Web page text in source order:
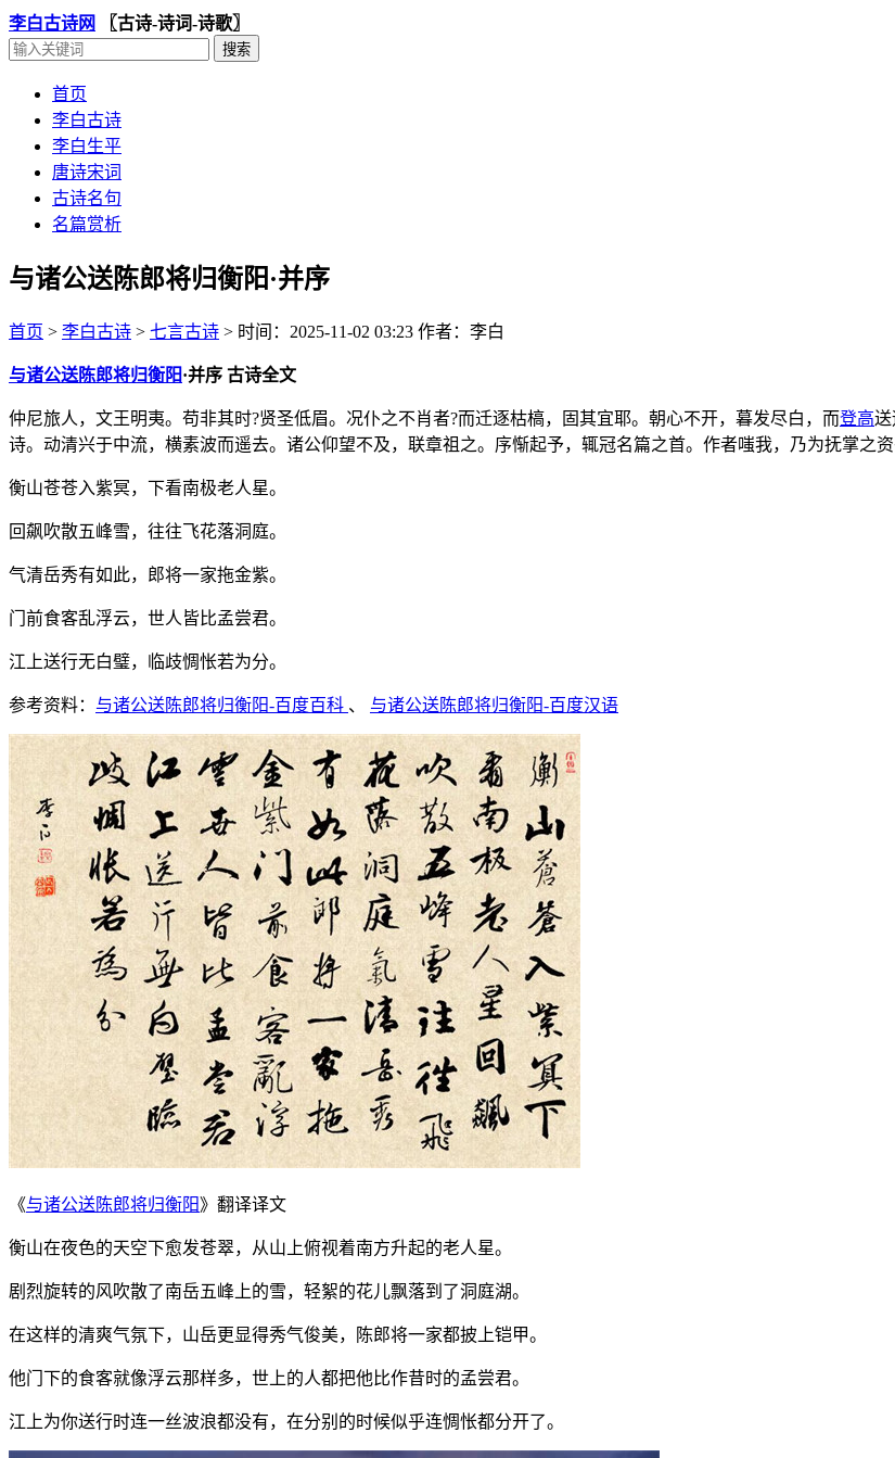
李白古诗网 〖古诗-诗词-诗歌〗
首页
李白古诗
李白生平
唐诗宋词
古诗名句
名篇赏析
与诸公送陈郎将归衡阳·并序
首页 > 李白古诗 > 七言古诗 > 时间：2025-11-02 03:23 作者：李白
与诸公送陈郎将归衡阳·并序 古诗全文
仲尼旅人，文王明夷。苟非其时?贤圣低眉。况仆之不肖者?而迁逐枯槁，固其宜耶。朝心不开，暮发尽白，而登高送
诗。动清兴于中流，横素波而遥去。诸公仰望不及，联章祖之。序惭起予，辄冠名篇之首。作者嗤我，乃为抚掌之
衡山苍苍入紫冥，下看南极老人星。
回飙吹散五峰雪，往往飞花落洞庭。
气清岳秀有如此，郎将一家拖金紫。
门前食客乱浮云，世人皆比孟尝君。
江上送行无白璧，临歧惆怅若为分。
参考资料： 与诸公送陈郎将归衡阳-百度百科 、 与诸公送陈郎将归衡阳-百度汉语
《与诸公送陈郎将归衡阳》翻译译文
衡山在夜色的天空下愈发苍翠，从山上俯视着南方升起的老人星。
剧烈旋转的风吹散了南岳五峰上的雪，轻絮的花儿飘落到了洞庭湖。
在这样的清爽气氛下，山岳更显得秀气俊美，陈郎将一家都披上铠甲。
他门下的食客就像浮云那样多，世上的人都把他比作昔时的孟尝君。
江上为你送行时连一丝波浪都没有，在分别的时候似乎连惆怅都分开了。